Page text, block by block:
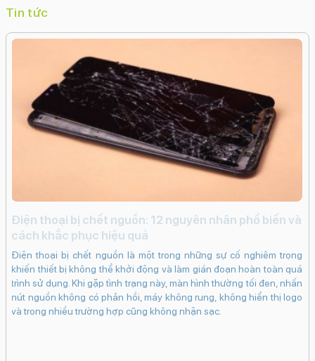
ProResQuay video Full HDQuay video 4KQuay
rung điện tử kỹ thuật số (EIS)Bộ lọc màuPhotonic
Engine
Công nghệ màn hình:
OLED
Độ phân giải màn hình: Super Retina XDR (1290 x
6.7" - Tần số quét120 Hz
Độ sáng tối đa: 2000 nits
Mặt kính cảm ứng:
Kính cường lực Ceramic Shield
Pin & Sạc
Dung lượng pin:
Tin tức
Điện thoại bị chết nguồn: 12 nguyên nhân phổ biến và
cách khắc phục hiệu quả
Điện thoại bị chết nguồn là một trong những sự cố nghiêm trọng
khiến thiết bị không thể khởi động và làm gián đoạn hoàn toàn quá
trình sử dụng. Khi gặp tình trạng này, màn hình thường tối đen, nhấn
nút nguồn không có phản hồi, máy không rung, không hiển thị logo
và trong nhiều trường hợp cũng không nhận sạc.